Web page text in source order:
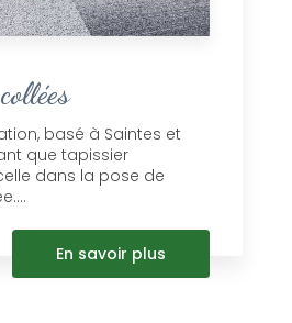
basé à Saintes et
que tapissier
dans la pose de
En savoir plus